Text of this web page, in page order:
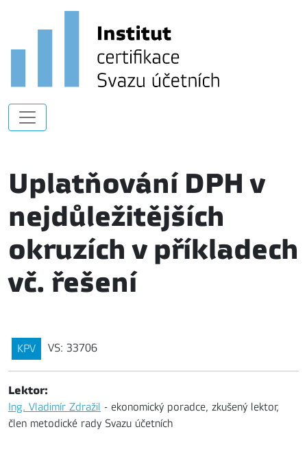
Uplatňování DPH v
nejdůležitějších
okruzích v příkladech
vč. řešení
KPV VS: 33706
Lektor:
Ing. Vladimír Zdražil - ekonomický poradce, zkušený lektor,
člen metodické rady Svazu účetních